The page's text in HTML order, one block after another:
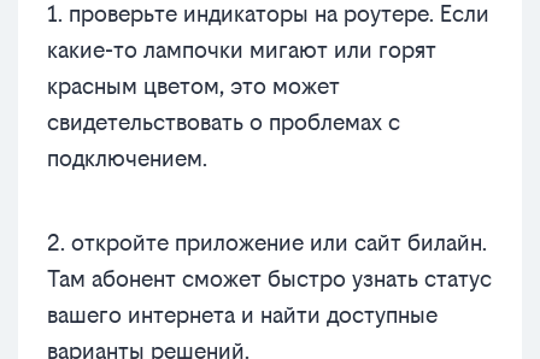
1. проверьте индикаторы на роутере. Если
какие-то лампочки мигают или горят
красным цветом, это может
свидетельствовать о проблемах с
подключением.
2. откройте приложение или сайт билайн.
Там абонент сможет быстро узнать статус
вашего интернета и найти доступные
варианты решений.